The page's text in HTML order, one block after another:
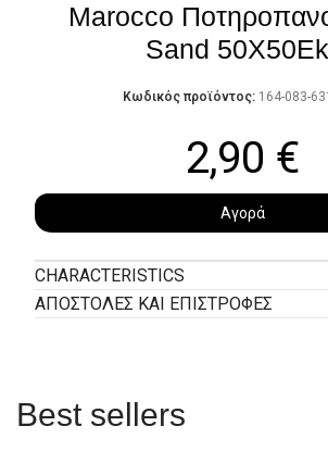
Marocco
Sand 50X50Ek
Κωδικός προϊόντος: 164-083-
2,90 €
Αγορά
CHARACTERISTICS
ΑΠΟΣΤΟΛΕΣ ΚΑΙ ΕΠΙΣΤΡΟΦΕΣ
Best sellers